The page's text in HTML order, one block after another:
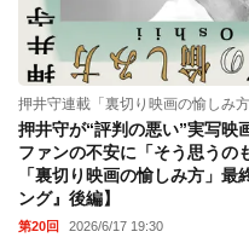
押井守連載「裏切り映画の愉しみ方
押井守が“評判の悪い”実写映
ファンの不安に「そう思うの
「裏切り映画の愉しみ方」
ング』後編】
第20回 2026/6/17 19:30